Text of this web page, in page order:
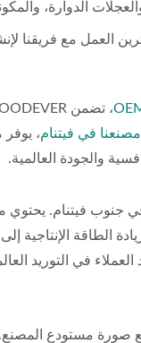
الدوارة،
العمل مع
مصنعنا في فيتنام
والجودة العالمية.